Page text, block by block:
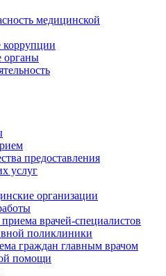
медицинской
коррупции
органы
предоставления
услуг
организации
врачей-специалистов
поликлиники
граждан главным врачом
помощи